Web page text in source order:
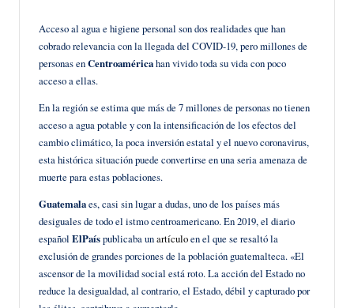
Acceso al agua e higiene personal son dos realidades que han
cobrado relevancia con la llegada del COVID-19, pero millones de
personas enCentroaméricahan vivido toda su vida con poco
acceso a ellas.
En la región se estima que más de 7 millones de personas no tienen
acceso a agua potable y con la intensificación de los efectos del
cambio climático, la poca inversión estatal y el nuevo coronavirus,
esta histórica situación puede convertirse en una seria amenaza de
muerte para estas poblaciones.
Guatemalaes, casi sin lugar a dudas, uno de los países más
desiguales de todo el istmo centroamericano. En 2019, el diario
español ElPaíspublicaba unartículoen el que se resaltó la
exclusión de grandes porciones de la población guatemalteca. «El
ascensor de la movilidad social está roto. La acción del Estado no
reduce la desigualdad, al contrario, el Estado, débil y capturado por